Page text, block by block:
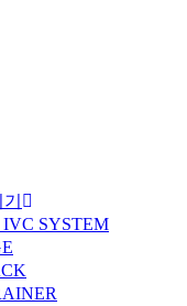
SYSTEM